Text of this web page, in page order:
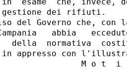
gestione dei rifiuti.
del Governo che, con
abbia
della  normativa
in appresso con
M o t  i